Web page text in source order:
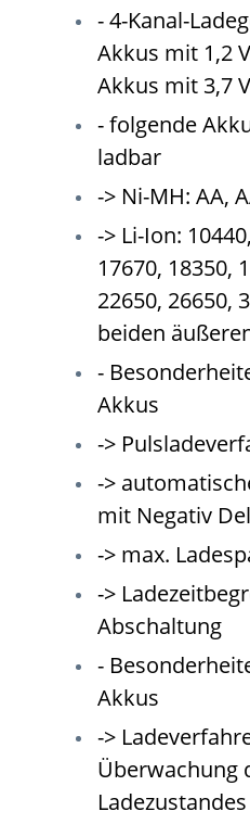
- 4-Kanal-
Akkus mit 1,2
Akkus mit 3,7
- folgende
ladbar
-> Ni-MH: AA,
-> Li-Ion:
17670, 18350,
22650, 26650,
beiden
-
Akkus
->
->
mit Negativ
-> max.
->
Abschaltung
-
Akkus
->
Überwachung
Ladezustandes